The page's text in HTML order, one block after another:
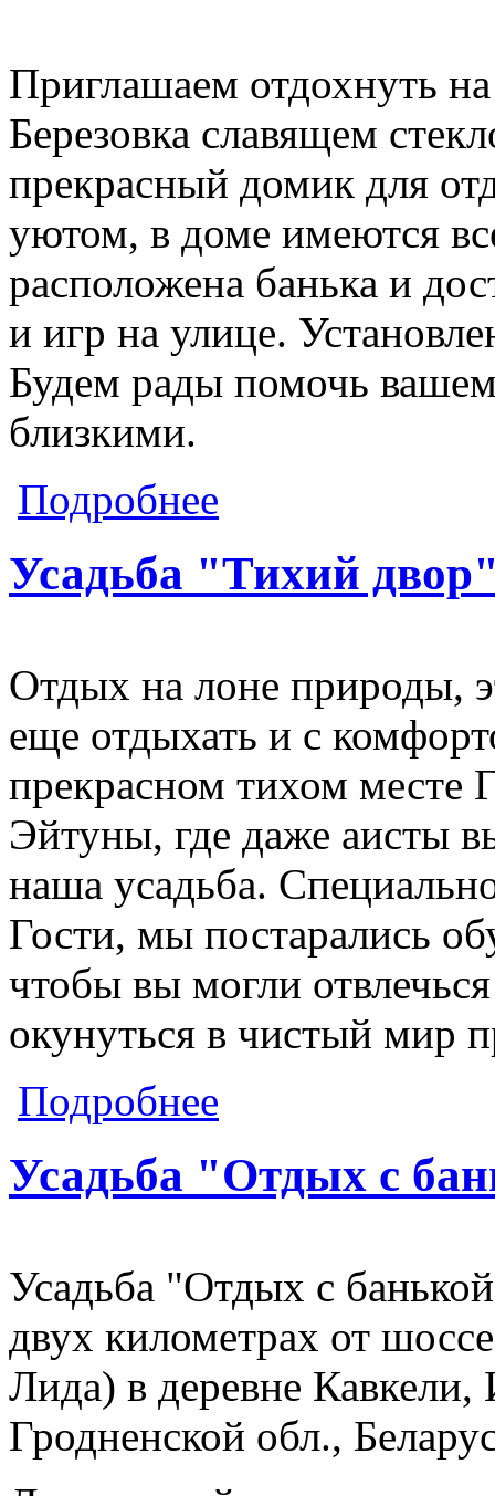
Приглашаем отдохнуть
Березовка славящем
прекрасный домик для
уютом, в доме имеются
расположена банька и
и игр на улице.
Будем рады помочь
близкими.
Подробнее
Усадьба "Тихий
Отдых на лоне природы,
еще отдыхать и с
прекрасном тихом месте
Эйтуны, где даже аисты
наша усадьба.
Гости, мы постарались
чтобы вы могли
окунуться в чистый мир
Подробнее
Усадьба "Отдых с
Усадьба "Отдых с
двух километрах от
Лида) в деревне Кавкели,
Гродненской обл.,